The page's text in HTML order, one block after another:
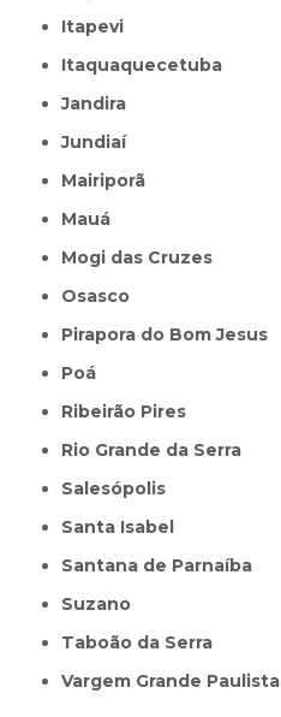
Itapevi
Itaquaquecetuba
Jandira
Jundiaí
Mairiporã
Mauá
Mogi das Cruzes
Osasco
Pirapora do Bom Jesus
Poá
Ribeirão Pires
Rio Grande da Serra
Salesópolis
Santa Isabel
Santana de Parnaíba
Suzano
Taboão da Serra
Vargem Grande Paulista